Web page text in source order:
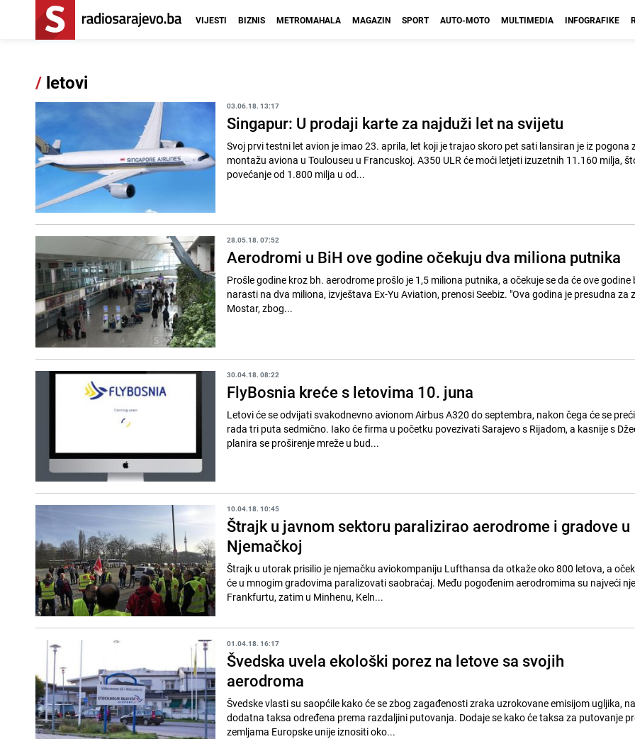
VIJESTI BIZNIS METROMAHALA MAGAZIN SPORT AUTO-MOTO MULTIMEDIA INFOGRAFIKE
/ letovi
03.06.18. 13:17
Singapur: U prodaji karte za najduži let na svijetu
Svoj prvi testni let avion je imao 23. aprila, let koji je trajao skoro pet sati lansiran je iz pogona
montažu aviona u Toulouseu u Francuskoj. A350 ULR će moći letjeti izuzetnih 11.160 milja,
povećanje od 1.800 milja u od...
28.05.18. 07:52
Aerodromi u BiH ove godine očekuju dva miliona putnika
Prošle godine kroz bh. aerodrome prošlo je 1,5 miliona putnika, a očekuje se da će ove godine
narasti na dva miliona, izvještava Ex-Yu Aviation, prenosi Seebiz. "Ova godina je presudna za
Mostar, zbog...
30.04.18. 08:22
FlyBosnia kreće s letovima 10. juna
Letovi će se odvijati svakodnevno avionom Airbus A320 do septembra, nakon čega će se
rada tri puta sedmično. Iako će firma u početku povezivati Sarajevo s Rijadom, a kasnije s
planira se proširenje mreže u bud...
10.04.18. 10:45
Štrajk u javnom sektoru paralizirao aerodrome i gradove u
Njemačkoj
Štrajk u utorak prisilio je njemačku aviokompaniju Lufthansa da otkaže oko 800 letova, a
će u mnogim gradovima paralizovati saobraćaj. Među pogođenim aerodromima su najveći
Frankfurtu, zatim u Minhenu, Keln...
01.04.18. 16:17
Švedska uvela ekološki porez na letove sa svojih
aerodroma
Švedske vlasti su saopćile kako će se zbog zagađenosti zraka uzrokovane emisijom ugljika,
dodatna taksa određena prema razdaljini putovanja. Dodaje se kako će taksa za putovanje
zemljama Europske unije iznositi oko...